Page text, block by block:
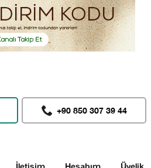
+90 850 307 39 44